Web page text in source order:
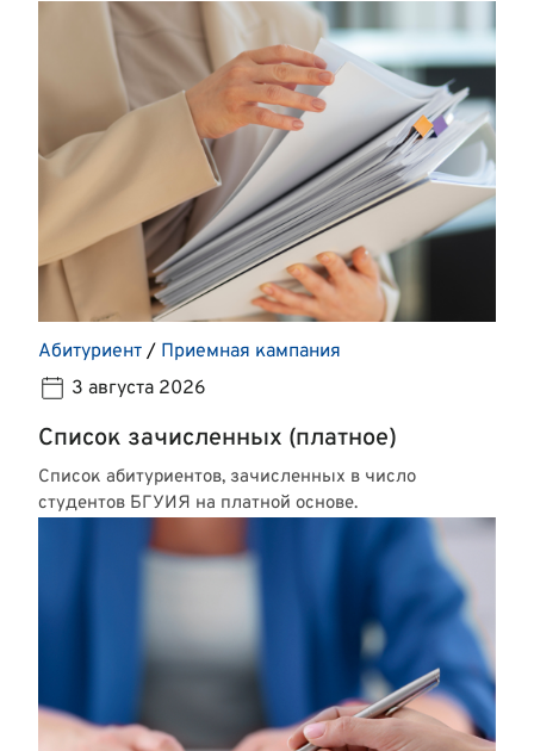
Абитуриент / Приемная кампания
3 августа 2026
Список зачисленных (платное)
Список абитуриентов, зачисленных в число
студентов БГУИЯ на платной основе.